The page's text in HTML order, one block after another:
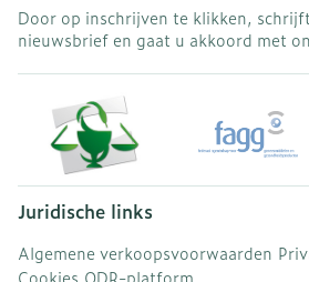
Door op inschrijven te klikken,
nieuwsbrief en gaat u akkoord met
Juridische links
Algemene verkoopsvoorwaarden
Cookies ODR-platform